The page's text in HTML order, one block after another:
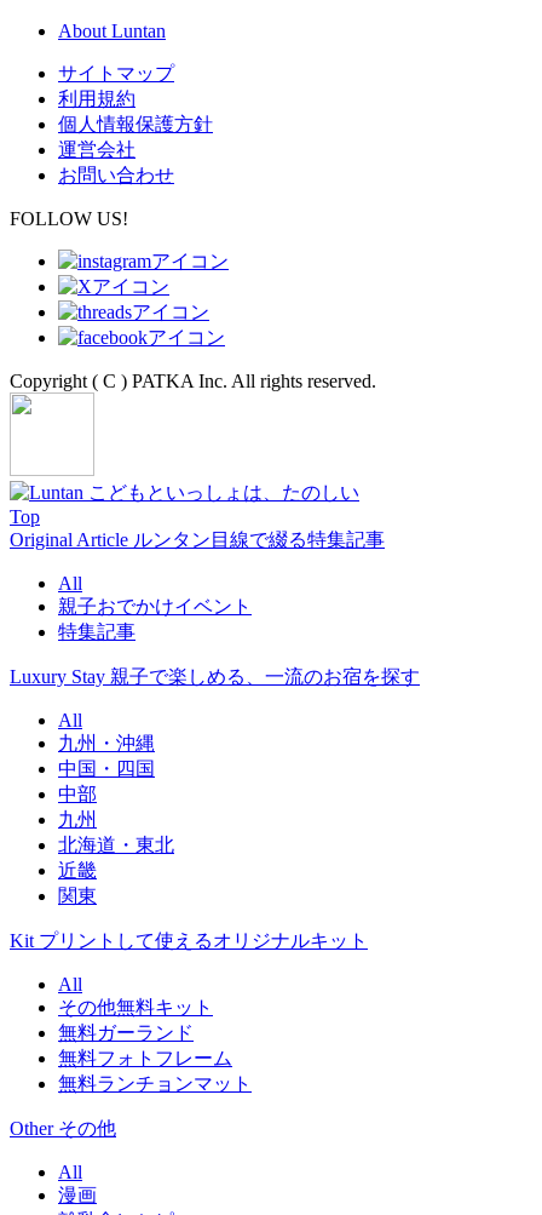
About Luntan
サイトマップ
利用規約
個人情報保護方針
運営会社
お問い合わせ
FOLLOW US!
Copyright ( C ) PATKA Inc. All rights reserved.
Top
Original Article ルンタン目線で綴る特集記事
All
親子おでかけイベント
特集記事
Luxury Stay 親子で楽しめる、一流のお宿を探す
All
九州・沖縄
中国・四国
中部
九州
北海道・東北
近畿
関東
Kit プリントして使えるオリジナルキット
All
その他無料キット
無料ガーランド
無料フォトフレーム
無料ランチョンマット
Other その他
All
漫画